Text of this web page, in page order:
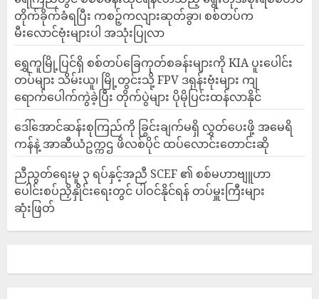
တိုက်ခိုက်ခံရပြီး ကစဉ့်ကလျားဆုတ်ခွာ၊ စစ်တပ်က
မီးလောင်ဗုံးများပါ အသုံးပြုလာ
‎ရွှေကူမြို့ပြင်ရှိ စစ်တပ်ခြေကုတ်စခန်းများကို KIA ပူးပေါင်း
တပ်များ သိမ်းယူ၊ မြို့တွင်းသို့ FPV ဒရုန်းဗုံးများ ကျ
ရောက်ပေါက်ကွဲခဲ့ပြီး တိုက်ပွဲများ ပိုမိုပြင်းထန်လာနိုင်
ဒေါ်အောင်ဆန်းစုကြည်ကို ခြွင်းချက်မရှိ လွှတ်ပေးဖို့ အမေရိ
ကန်နဲ့ အာဆီယံဥက္ကဌ ဖိလစ်ပိုင် ထပ်လောင်းတောင်းဆို
ညီညွတ်ရေးမူ ၃ ရပ်နှင့်အညီ SCEF ၏ စစ်မဟာဗျူဟာ
ပေါင်းစပ်ညှိနှိုင်းရေးတွင် ပါဝင်နိုင်ရန် တပ်မှူးကြီးများ
ဆုံးဖြတ်